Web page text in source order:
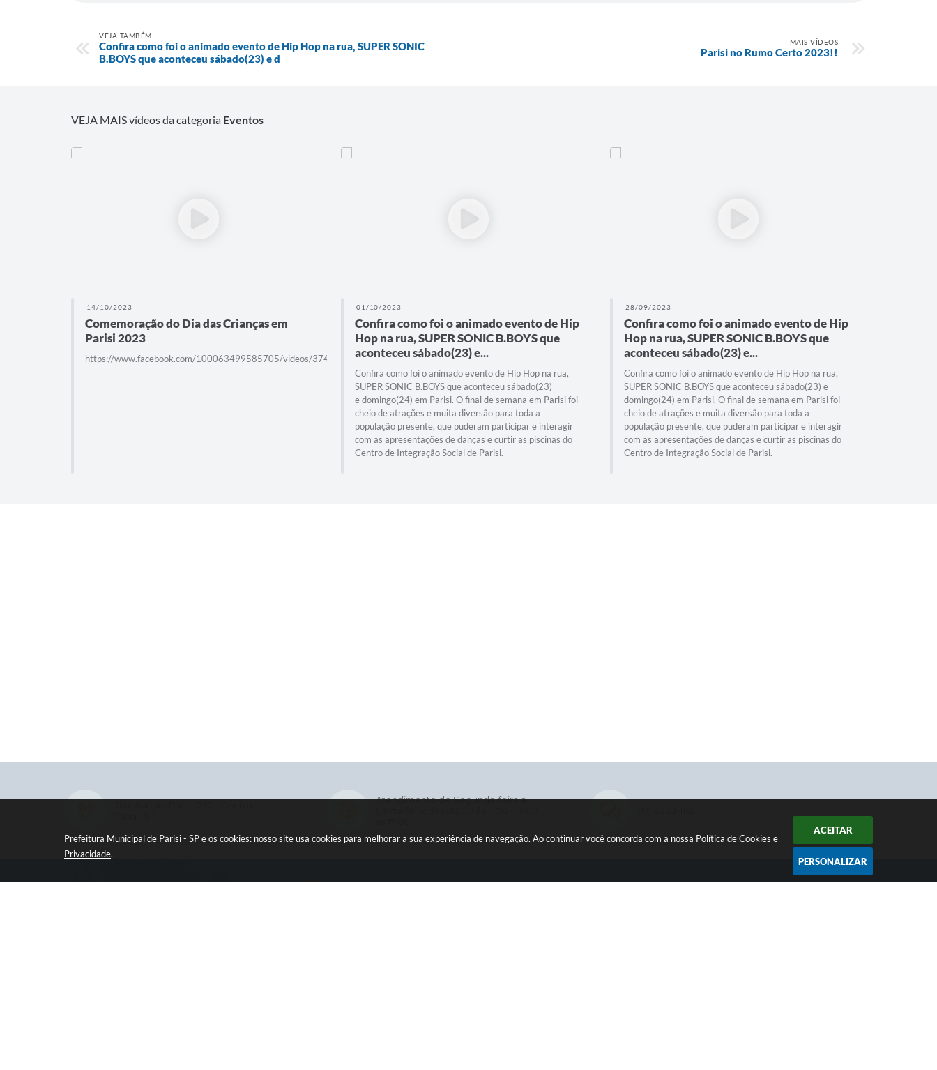
Prefeitura Municipal de Parisi - SP e os cookies: nosso site usa cookies para melhorar a sua experiência de navegação. Ao continuar você concorda com a nossa Política de Cookies e
Privacidade.
ACEITAR
PERSONALIZAR
VEJA TAMBÉM
Confira como foi o animado evento de Hip Hop na rua, SUPER SONIC
B.BOYS que aconteceu sábado(23) e d
MAIS VÍDEOS
Parisi no Rumo Certo 2023!!
VEJA MAIS vídeos da categoria Eventos
14/10/2023
Comemoração do Dia das Crianças em
Parisi 2023
https://www.facebook.com/100063499585705/videos/374965948370300/
01/10/2023
Confira como foi o animado evento de Hip
Hop na rua, SUPER SONIC B.BOYS que
aconteceu sábado(23) e...
Confira como foi o animado evento de Hip Hop na rua,
SUPER SONIC B.BOYS que aconteceu sábado(23)
e domingo(24) em Parisi. O final de semana em Parisi foi
cheio de atrações e muita diversão para toda a
população presente, que puderam participar e interagir
com as apresentações de danças e curtir as piscinas do
Centro de Integração Social de Parisi.
28/09/2023
Confira como foi o animado evento de Hip
Hop na rua, SUPER SONIC B.BOYS que
aconteceu sábado(23) e...
Confira como foi o animado evento de Hip Hop na rua,
SUPER SONIC B.BOYS que aconteceu sábado(23) e
domingo(24) em Parisi. O final de semana em Parisi foi
cheio de atrações e muita diversão para toda a
população presente, que puderam participar e interagir
com as apresentações de danças e curtir as piscinas do
Centro de Integração Social de Parisi.
Atendimento de Segunda-feira a
CIDADÃO EMPRESA SERVIDOR